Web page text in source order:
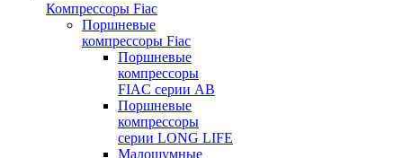
Компрессоры Fiac
Поршневые
компрессоры Fiac
Поршневые
компрессоры
FIAC серии AB
Поршневые
компрессоры
серии LONG LIFE
Малошумные